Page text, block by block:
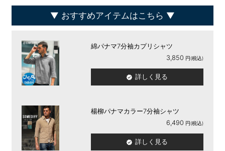
おすすめアイテムはこちら
綿パナマ7分袖カプリシャツ
3,850
詳しく見る
楊柳パナマカラー7分袖シャツ
6,490
詳しく見る